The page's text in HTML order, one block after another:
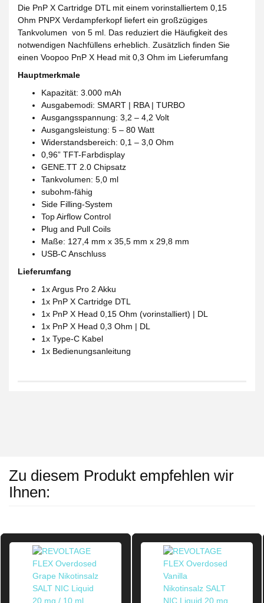
Die PnP X Cartridge DTL mit einem vorinstalliertem 0,15
Ohm PNPX Verdampferkopf liefert ein großzügiges
Tankvolumen von 5 ml. Das reduziert die Häufigkeit des
notwendigen Nachfüllens erheblich. Zusätzlich finden Sie
einen Voopoo PnP X Head mit 0,3 Ohm im Lieferumfang
Hauptmerkmale
Kapazität: 3.000 mAh
Ausgabemodi: SMART | RBA | TURBO
Ausgangsspannung: 3,2 – 4,2 Volt
Ausgangsleistung: 5 – 80 Watt
Widerstandsbereich: 0,1 – 3,0 Ohm
0,96” TFT-Farbdisplay
GENE.TT 2.0 Chipsatz
Tankvolumen: 5,0 ml
subohm-fähig
Side Filling-System
Top Airflow Control
Plug and Pull Coils
Maße: 127,4 mm x 35,5 mm x 29,8 mm
USB-C Anschluss
Lieferumfang
1x Argus Pro 2 Akku
1x PnP X Cartridge DTL
1x PnP X Head 0,15 Ohm (vorinstalliert) | DL
1x PnP X Head 0,3 Ohm | DL
1x Type-C Kabel
1x Bedienungsanleitung
Zu diesem Produkt empfehlen wir
Ihnen: